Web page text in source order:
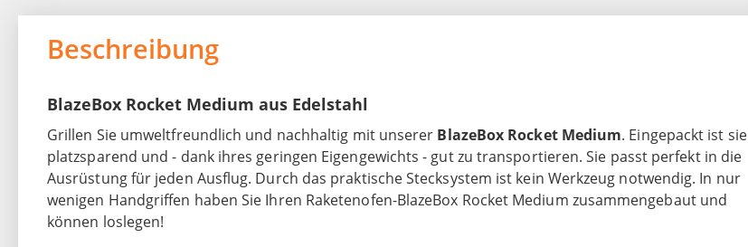
Beschreibung
BlazeBox Rocket Medium aus Edelstahl
Grillen Sie umweltfreundlich und nachhaltig mit unserer BlazeBox Rocket Medium. Eingepackt ist sie
platzsparend und - dank ihres geringen Eigengewichts - gut zu transportieren. Sie passt perfekt in die
Ausrüstung für jeden Ausflug. Durch das praktische Stecksystem ist kein Werkzeug notwendig. In nur
wenigen Handgriffen haben Sie Ihren Raketenofen-BlazeBox Rocket Medium zusammengebaut und
können loslegen!